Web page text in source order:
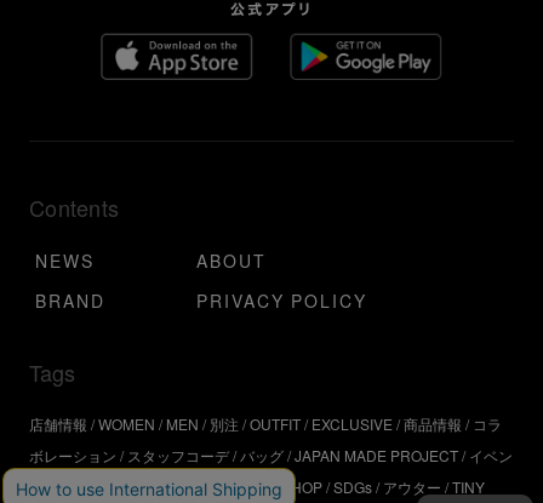
Contents
NEWS
ABOUT
BRAND
PRIVACY POLICY
Tags
店舗情報 WOMEN MEN 別注 OUTFIT EXCLUSIVE 商品情報
コラ
ボレーション
スタッフコーデ バッグ JAPAN MADE PROJECT イベン
ト アウトドア インタビュー WORKSHOP SDGs アウター TINY